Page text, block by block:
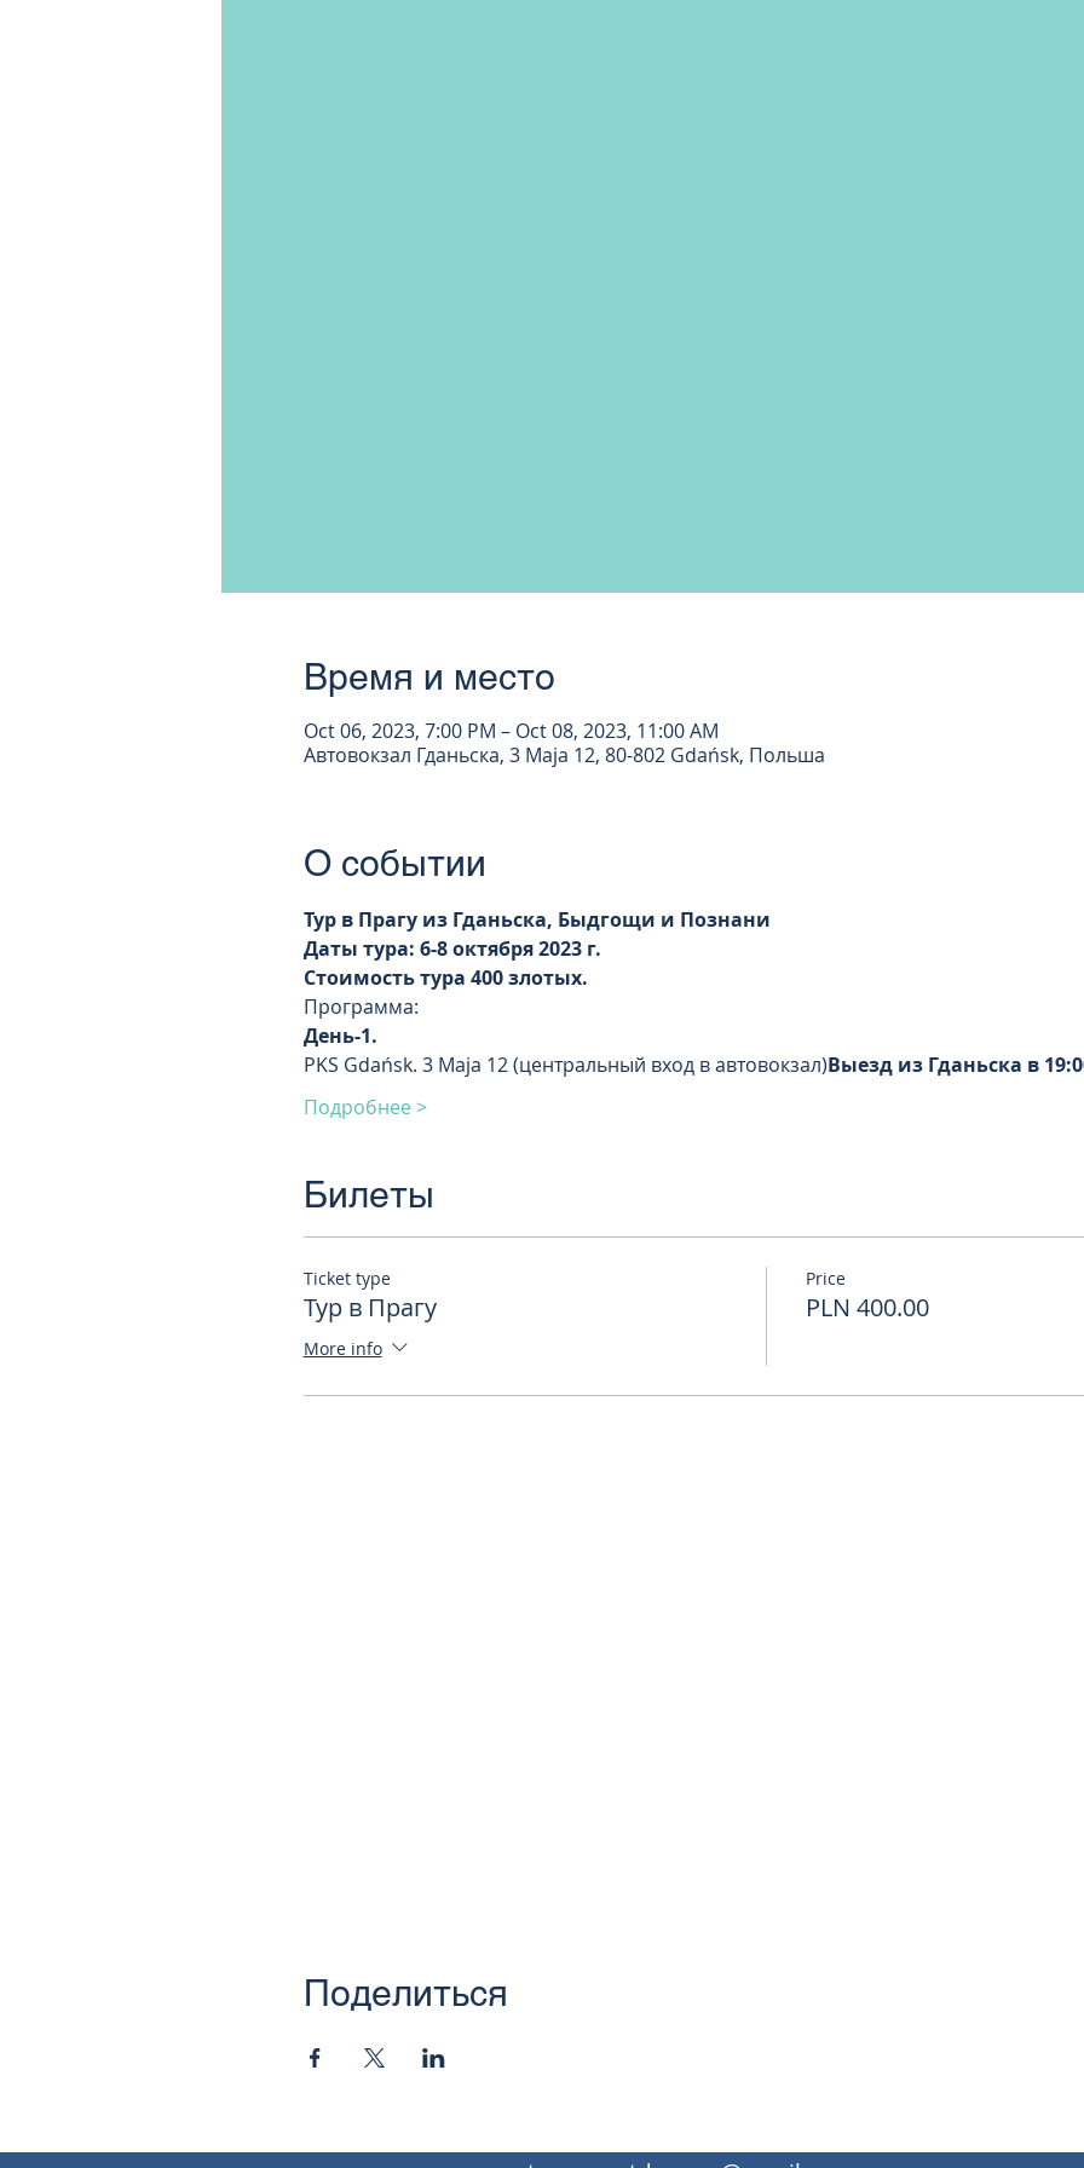
Время и место
Oct 06, 2023, 7:00 PM – Oct 08, 2023, 11:00 AM
Автовокзал Гданьска, 3 Maja 12, 80-802 Gdańsk, Польша
О событии
Тур в Прагу из Гданьска, Быдгощи и Познани
Даты тура: 6-8 октября 2023 г.
Стоимость тура 400 злотых.
Программа:
День-1.
PKS Gdańsk. 3 Maja 12 (центральный вход в автовокзал)Выезд из Гданьска в
Подробнее >
Билеты
Ticket type
Тур в Прагу
More info
Price
PLN 400.00
Поделиться